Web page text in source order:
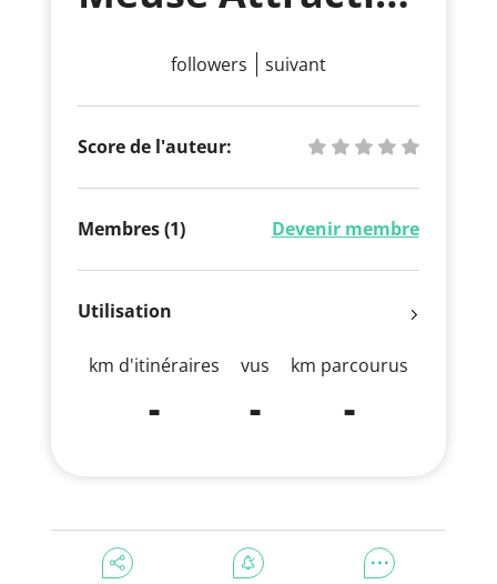
followers suivant
Score de l'auteur:
Membres (1) Devenir membre
Utilisation
km d'itinéraires
-
vus
-
km parcourus
-